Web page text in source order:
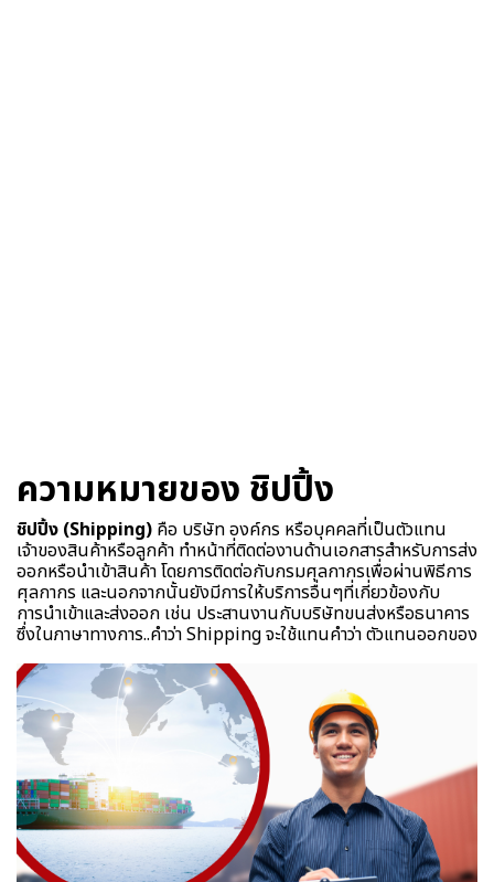
ความหมายของ ชิปปิ้ง
ชิปปิ้ง (Shipping) คือ บริษัท องค์กร หรือบุคคลที่เป็นตัวแทน
เจ้าของสินค้าหรือลูกค้า ทำหน้าที่ติดต่องานด้านเอกสารสำหรับการส่ง
ออกหรือนำเข้าสินค้า โดยการติดต่อกับกรมศุลกากรเพื่อผ่านพิธีการ
ศุลกากร และนอกจากนั้นยังมีการให้บริการอื่นๆที่เกี่ยวข้องกับ
การนำเข้าและส่งออก เช่น ประสานงานกับบริษัทขนส่งหรือธนาคาร
ซึ่งในภาษาทางการ..คำว่า Shipping จะใช้แทนคำว่า ตัวแทนออกของ